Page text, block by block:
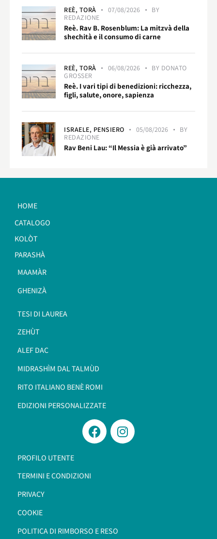
REÈ, TORÀ 07/08/2026
BY
REDAZIONE
Reè. Rav B. Rosenblum: La mitzvà della
shechità e il consumo di carne
REÈ, TORÀ 06/08/2026 BY DONATO
GROSSER
Reè. I vari tipi di benedizioni: ricchezza,
figli, salute, onore, sapienza
ISRAELE, PENSIERO 05/08/2026
BY
REDAZIONE
Rav Beni Lau: “Il Messia è già arrivato”
HOME
CATALOGO
KOLÒT
PARASHÀ
MAAMÀR
GHENIZÀ
TESI DI LAUREA
ZEHÙT
ALEF DAC
MIDRASHÌM DAL TALMÙD
RITO ITALIANO BENÈ ROMI​
EDIZIONI PERSONALIZZATE
PROFILO UTENTE
TERMINI E CONDIZIONI
PRIVACY
COOKIE
POLITICA DI RIMBORSO E RESO